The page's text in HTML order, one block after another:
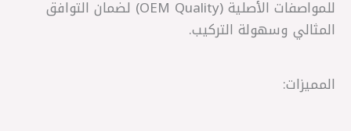
للمواصفات الأصلية (OEM Quality) لضمان التوافق
المثالي وسهولة التركيب.
المميزات: